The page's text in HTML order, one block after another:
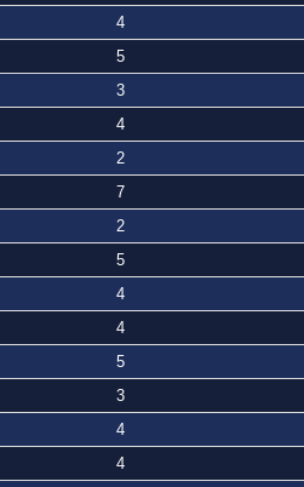
4
5
3
4
2
7
2
5
4
4
5
3
4
4